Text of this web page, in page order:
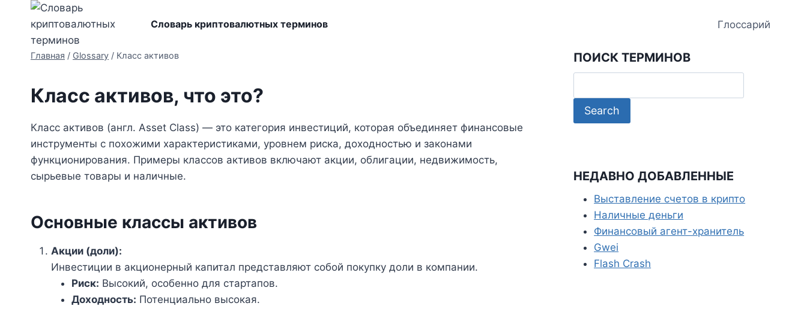
Перейти
содержимому
Словарь криптовалютных терминов Глоссарий
Главная / Glossary / Класс активов
Класс активов, что это?
Класс активов (англ. Asset Class) — это категория инвестиций, которая объединяет финансовые
инструменты с похожими характеристиками, уровнем риска, доходностью и законами
функционирования. Примеры классов активов включают акции, облигации, недвижимость,
сырьевые товары и наличные.
Основные классы активов
Акции (доли):
Инвестиции в акционерный капитал представляют собой покупку доли в компании.
Риск: Высокий, особенно для стартапов.
Доходность: Потенциально высокая.
ПОИСК ТЕРМИНОВ
НЕДАВНО ДОБАВЛЕННЫЕ
Выставление счетов в крипто
Наличные деньги
Финансовый агент-хранитель
Gwei
Flash Crash